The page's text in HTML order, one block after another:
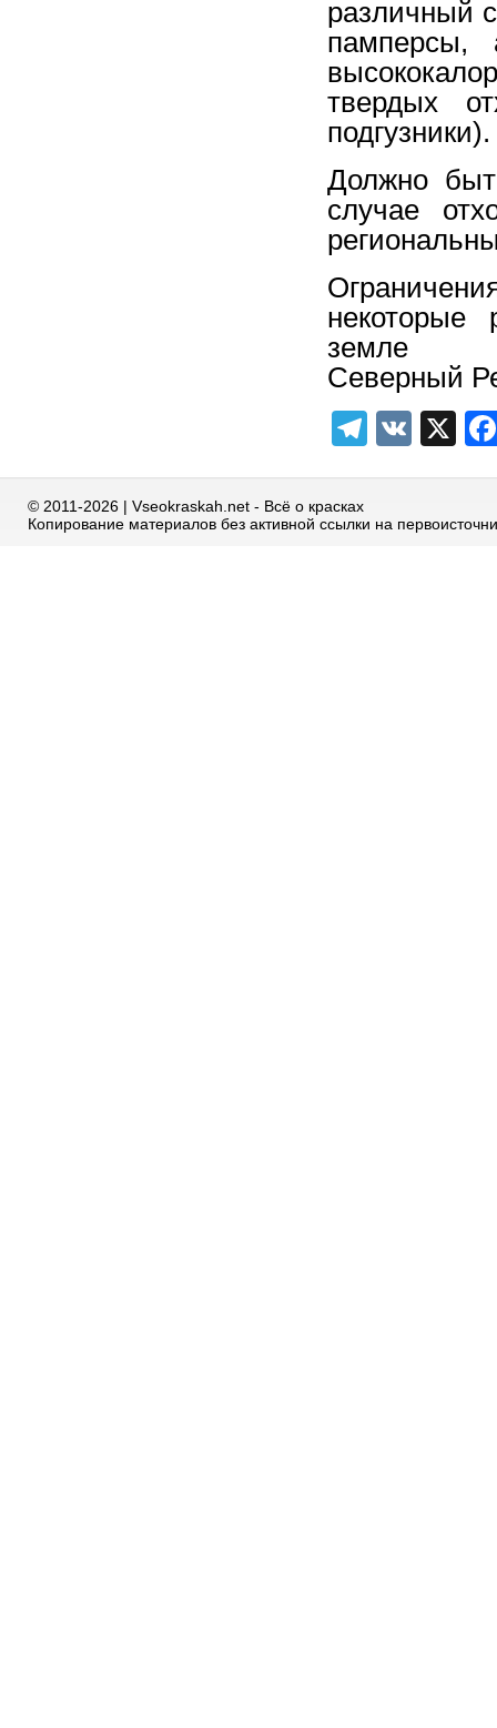
различный
памперсы,
твердых
подгузники).
Должно
случае
некоторые
земле
Северный
VK X
© 2011-2026 | Vseokraskah.net - Всё о красках
Копирование материалов без активной ссылки на